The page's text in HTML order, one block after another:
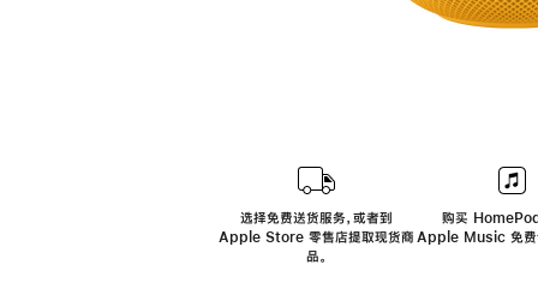
选择免费送货服务，或者到
Apple Store 零售店提取现货商
品。
购买
Apple Music 免费